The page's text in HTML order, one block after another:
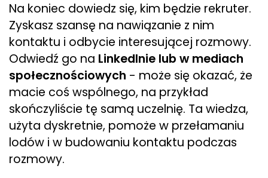
Na koniec dowiedz się, kim będzie rekruter.
Zyskasz szansę na nawiązanie z nim
kontaktu i odbycie interesującej rozmowy.
Odwiedź go na LinkedInie lub w mediach
społecznościowych - może się okazać, że
macie coś wspólnego, na przykład
skończyliście tę samą uczelnię. Ta wiedza,
użyta dyskretnie, pomoże w przełamaniu
lodów i w budowaniu kontaktu podczas
rozmowy.